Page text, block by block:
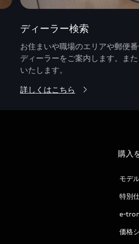
ディーラー検索
お住まいや職場のエリアや郵便
ディーラーをご案内します。ま
いたします。
詳しくはこちら
購入
モデ
特別
e-
価格